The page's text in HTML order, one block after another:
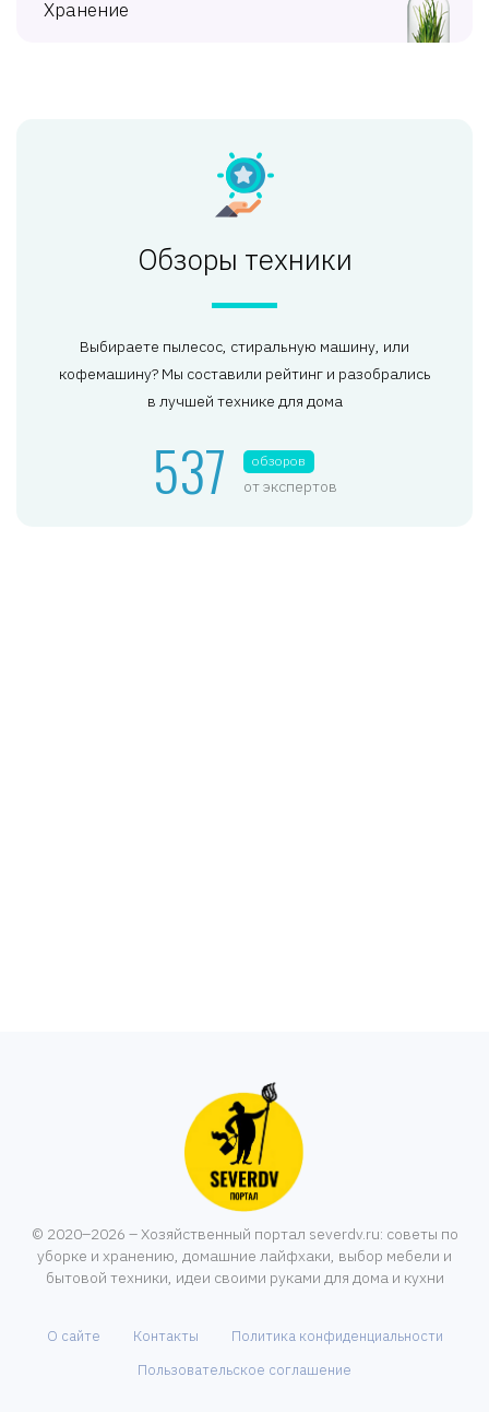
Хранение
Обзоры техники
Выбираете пылесос, стиральную машину, или
кофемашину? Мы составили рейтинг и разобрались
в лучшей технике для дома
537 обзоров
от экспертов
© 2020–2026 – Хозяйственный портал severdv.ru: советы по
уборке и хранению, домашние лайфхаки, выбор мебели и
бытовой техники, идеи своими руками для дома и кухни
О сайте Контакты
Политика конфиденциальности
Пользовательское соглашение